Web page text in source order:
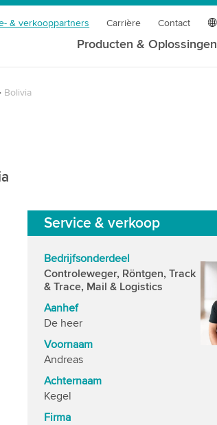
& verkooppartners Carrière Contact
Producten & Oplossingen
Bolivia
Service & verkoop
Bedrijfsonderdeel
Controleweger, Röntgen, Track
& Trace, Mail & Logistics
Aanhef
De heer
Voornaam
Andreas
Achternaam
Kegel
Firma